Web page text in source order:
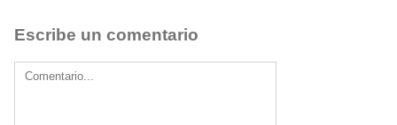
Escribe un comentario
Comment